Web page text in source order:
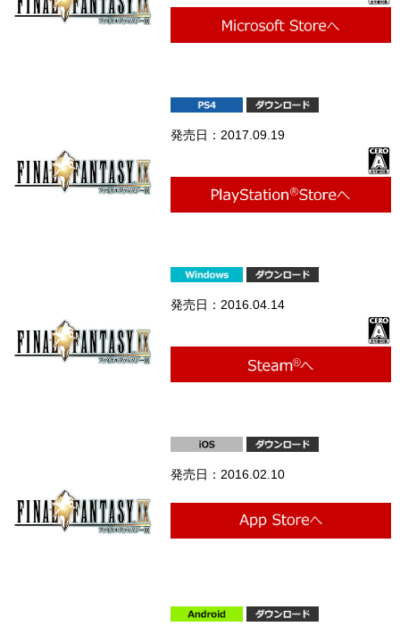
発売日：2017.09.19
発売日：2016.04.14
発売日：2016.02.10